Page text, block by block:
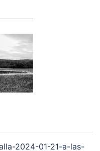
2024-01-21-a-las-